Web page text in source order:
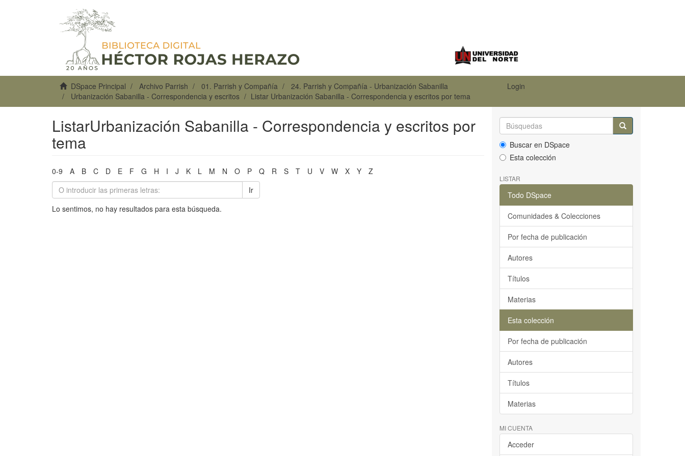
DSpace Principal Archivo Parrish 01. Parrish y Compañía
24. Parrish y Compañía - Urbanización Sabanilla
Urbanización Sabanilla - Correspondencia y escritos
Listar Urbanización Sabanilla - Correspondencia y escritos por tema
Login
ListarUrbanización Sabanilla - Correspondencia y escritos por
tema
0-9 A B C D E F G H I J K L M N O P Q R S T U V W X Y
Z
Ir
Lo sentimos, no hay resultados para esta búsqueda.
Buscar en DSpace
Esta colección
LISTAR
Todo DSpace
Comunidades & Colecciones
Por fecha de publicación
Autores
Títulos
Materias
Esta colección
Por fecha de publicación
Autores
Títulos
Materias
MI CUENTA
Acceder